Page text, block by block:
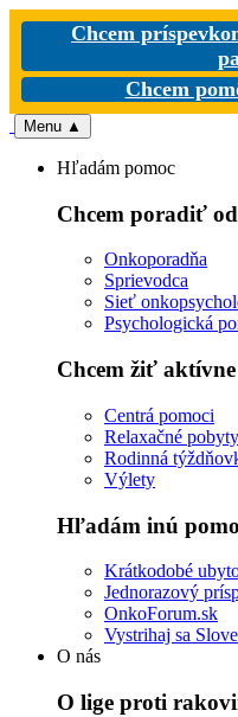
Chcem
Chcem
Menu ▲
Hľadám pomoc
Chcem poradiť
Onkoporadňa
Sprievodca
Sieť
Psychologická
Chcem žiť aktívne
Centrá pomoci
Relaxačné pobyty
Rodinná
Výlety
Hľadám inú
Krátkodobé
Jednorazový
OnkoForum.sk
Vystrihaj sa
O nás
O lige proti